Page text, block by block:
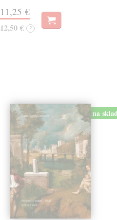
11,25 €
12,50 € ?
na